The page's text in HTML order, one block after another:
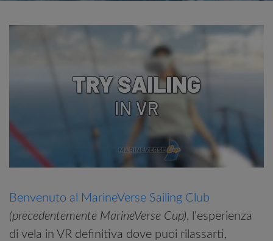
Benvenuto al MarineVerse Sailing Club
(precedentemente MarineVerse Cup), l'esperienza
di vela in VR definitiva dove puoi rilassarti,